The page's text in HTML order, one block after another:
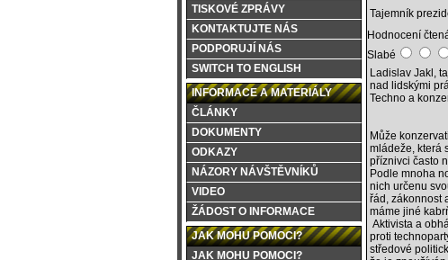
TISKOVÉ ZPRÁVY
KONTAKTUJTE NÁS
PODPORUJÍ NÁS
SWITCH TO ENGLISH
INFORMACE A MATERIÁLY
ČLÁNKY
DOKUMENTY
ODKAZY
NÁZORY NÁVŠTĚVNÍKŮ
VIDEO
ŽÁDOST O INFORMACE
JAK MOHU POMOCI?
JAK MOHU POMOCI?
Tajemník
Hodnocení
Slabé
Ladislav Jakl,
nad lidskými
Techno a
Může
mládeže, která
příznivci často
Podle mnoha
nich určenu
řád, zákonnost
máme jiné
Aktivista a
proti
středové